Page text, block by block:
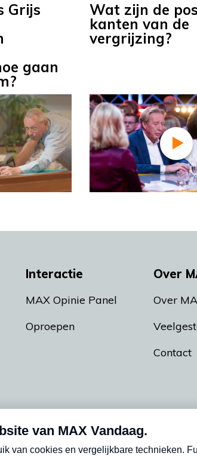
Grijs
gaan
Wat zijn de
kanten van de
vergrijzing?
Interactie
MAX Opinie Panel
Oproepen
Over
Over
Contact